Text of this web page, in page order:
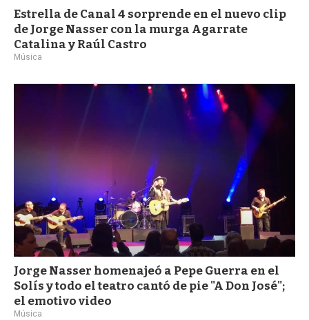
Estrella de Canal 4 sorprende en el nuevo clip
de Jorge Nasser con la murga Agarrate
Catalina y Raúl Castro
Música
Jorge Nasser homenajeó a Pepe Guerra en el
Solís y todo el teatro cantó de pie "A Don José";
el emotivo video
Música